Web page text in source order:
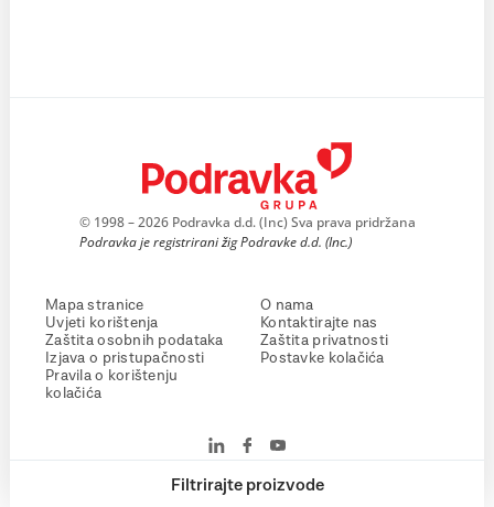
Filtrirajte proizvode
© 1998 – 2026 Podravka d.d. (Inc) Sva prava pridržana
Podravka je registrirani žig Podravke d.d. (Inc.)
Mapa stranice
Uvjeti korištenja
Zaštita osobnih podataka
Izjava o pristupačnosti
Pravila o korištenju
kolačića
O nama
Kontaktirajte nas
Zaštita privatnosti
Postavke kolačića